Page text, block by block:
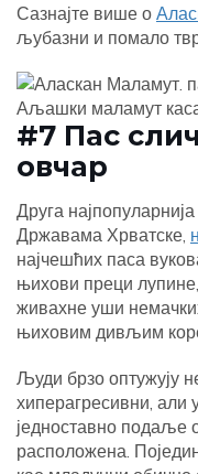
Сазнајте више о
љубазни и помало
Аљашки маламут
#7 Пас
овчар
Друга
Државама Хрватске,
најчешћих паса
њихови преци
живахне уши
њиховим дивљим
Људи брзо оптужују
хиперагресивни, али
једноставно подаље
расположена.